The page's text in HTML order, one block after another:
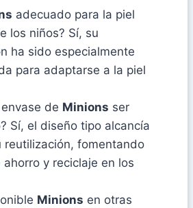
adecuado para la piel
los niños? Sí, su
ha sido especialmente
para adaptarse a la piel
de Minions ser
Sí, el diseño tipo alcancía
reutilización, fomentando
y reciclaje en los
Minions en otras